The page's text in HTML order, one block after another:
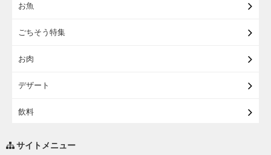
お魚
ごちそう特集
お肉
デザート
飲料
サイトメニュー